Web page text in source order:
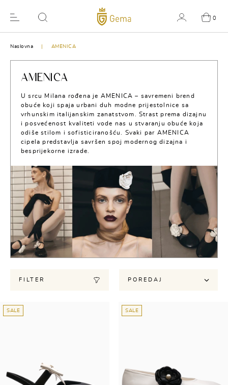
0
Naslovna AMENICA
AMENICA
U srcu Milana rođena je AMENICA – savremeni brend
obuće koji spaja urbani duh modne prijestolnice sa
vrhunskim italijanskim zanatstvom. Strast prema dizajnu
i posvećenost kvaliteti vode nas u stvaranju obuće koja
odiše stilom i sofisticiranošću. Svaki par AMENICA
cipela predstavlja savršen spoj modernog dizajna i
besprijekorne izrade.
FILTER POREDAJ
SALE SALE